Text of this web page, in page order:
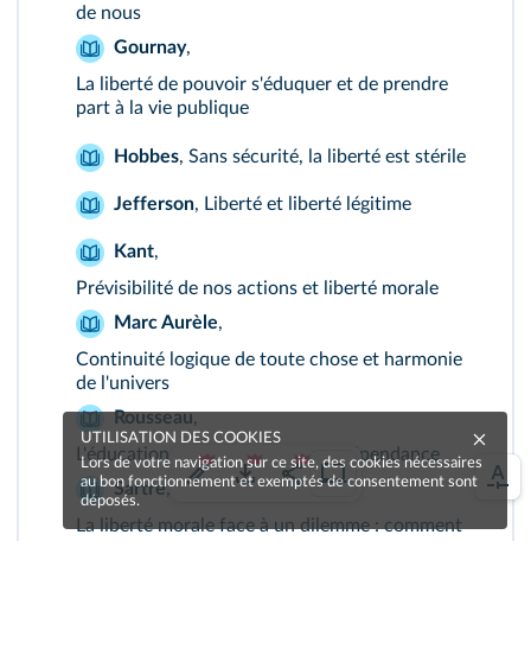
de nous
Gournay,
La liberté de pouvoir s'éduquer et de prendre
part à la vie publique
Hobbes, Sans sécurité, la liberté est stérile
Jefferson, Liberté et liberté légitime
Kant,
Prévisibilité de nos actions et liberté morale
Marc Aurèle,
Continuité logique de toute chose et harmonie
de l'univers
Rousseau,
L'éducation comme remède à la dépendance
Sartre,
La liberté morale face à un dilemme : comment
UTILISATION DES COOKIES
Lors de votre navigation sur ce site, des cookies nécessaires
au bon fonctionnement et exemptés de consentement sont
déposés.